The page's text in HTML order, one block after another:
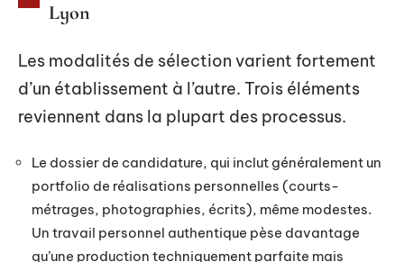
Lyon
Les modalités de sélection varient fortement
d’un établissement à l’autre. Trois éléments
reviennent dans la plupart des processus.
Le dossier de candidature, qui inclut généralement un
portfolio de réalisations personnelles (courts-
métrages, photographies, écrits), même modestes.
Un travail personnel authentique pèse davantage
qu’une production techniquement parfaite mais